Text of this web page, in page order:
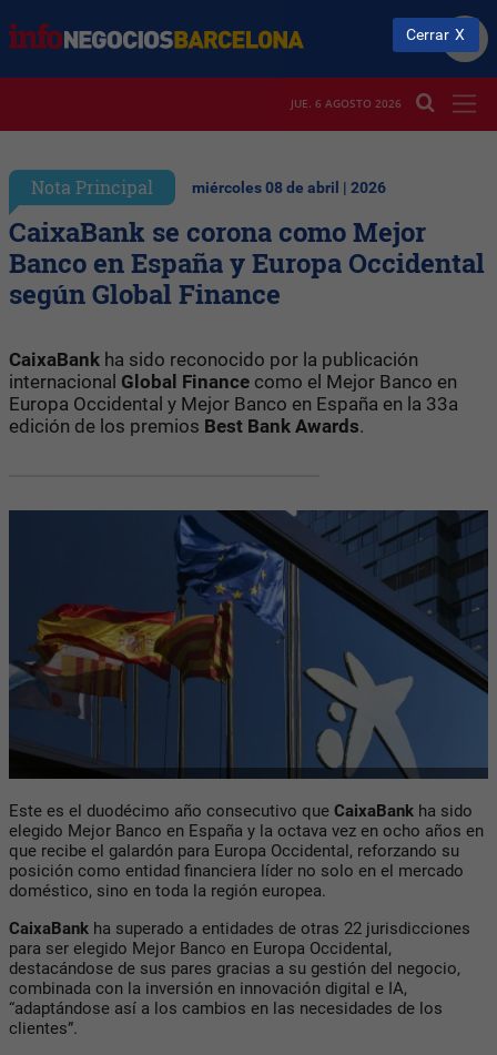
JUE. 6 AGOSTO 2026
Nota Principal miércoles 08 de abril | 2026
CaixaBank se corona como Mejor
Banco en España y Europa Occidental
según Global Finance
CaixaBank ha sido reconocido por la publicación
internacional Global Finance como el Mejor Banco en
Europa Occidental y Mejor Banco en España en la 33a
edición de los premios Best Bank Awards.
Este es el duodécimo año consecutivo que CaixaBank ha sido
elegido Mejor Banco en España y la octava vez en ocho años en
que recibe el galardón para Europa Occidental, reforzando su
posición como entidad financiera líder no solo en el mercado
doméstico, sino en toda la región europea.
CaixaBank ha superado a entidades de otras 22 jurisdicciones
para ser elegido Mejor Banco en Europa Occidental,
destacándose de sus pares gracias a su gestión del negocio,
combinada con la inversión en innovación digital e IA,
“adaptándose así a los cambios en las necesidades de los
clientes”.
Cerrar